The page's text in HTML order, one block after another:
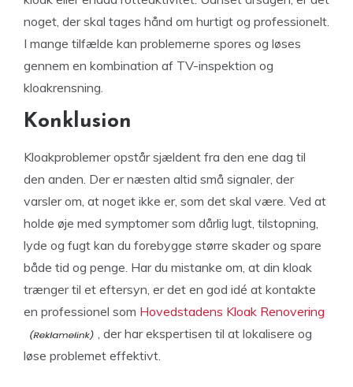
noget, der skal tages hånd om hurtigt og professionelt.
I mange tilfælde kan problemerne spores og løses
gennem en kombination af TV-inspektion og
kloakrensning.
Konklusion
Kloakproblemer opstår sjældent fra den ene dag til
den anden. Der er næsten altid små signaler, der
varsler om, at noget ikke er, som det skal være. Ved at
holde øje med symptomer som dårlig lugt, tilstopning,
lyde og fugt kan du forebygge større skader og spare
både tid og penge. Har du mistanke om, at din kloak
trænger til et eftersyn, er det en god idé at kontakte
en professionel som Hovedstadens Kloak Renovering
, der har ekspertisen til at lokalisere og
løse problemet effektivt.